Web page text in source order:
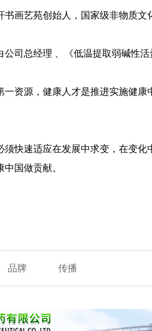
书画艺苑创始人，国家级非物质文
司总经理 、《低温提取弱碱性活
一资源，健康人才是推进实施健
须快速适应在发展中求变，在变
国做贡献。
品牌 传播